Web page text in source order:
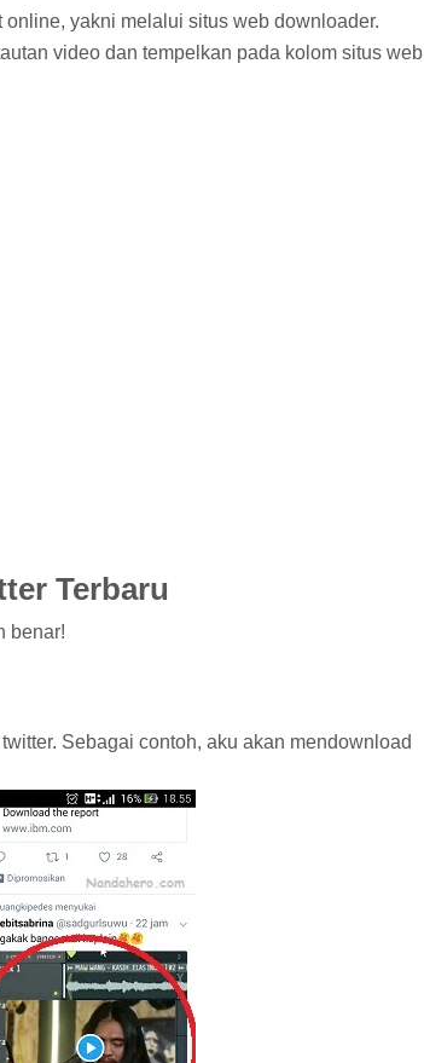
yakni melalui situs web downloader.
video dan tempelkan pada kolom situs web
Terbaru
benar!
Sebagai contoh, aku akan mendownload